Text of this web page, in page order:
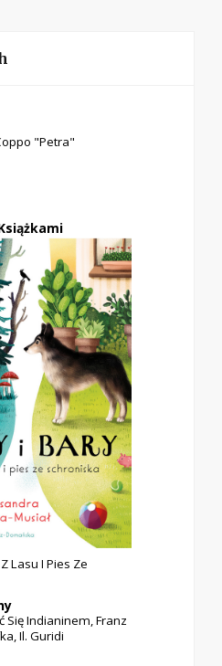
"Petra"
Lasu I Pies Ze
Się Indianinem, Franz
Il. Guridi